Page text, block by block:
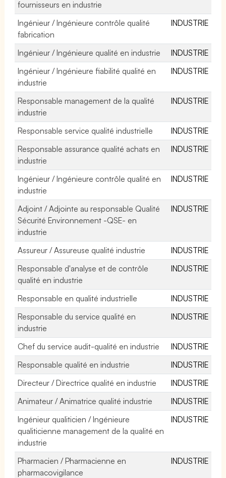
fournisseurs en industrie
Ingénieur / Ingénieure contrôle qualité
fabrication
INDUSTRIE
Ingénieur / Ingénieure qualité en industrie
INDUSTRIE
Ingénieur / Ingénieure fiabilité qualité en
industrie
INDUSTRIE
Responsable management de la qualité
industrie
INDUSTRIE
Responsable service qualité industrielle
INDUSTRIE
Responsable assurance qualité achats en
industrie
INDUSTRIE
Ingénieur / Ingénieure contrôle qualité en
industrie
INDUSTRIE
Adjoint / Adjointe au responsable Qualité
Sécurité Environnement -QSE- en
industrie
INDUSTRIE
Assureur / Assureuse qualité industrie
INDUSTRIE
Responsable d'analyse et de contrôle
qualité en industrie
INDUSTRIE
Responsable en qualité industrielle
INDUSTRIE
Responsable du service qualité en
industrie
INDUSTRIE
Chef du service audit-qualité en industrie
INDUSTRIE
Responsable qualité en industrie
INDUSTRIE
Directeur / Directrice qualité en industrie
INDUSTRIE
Animateur / Animatrice qualité industrie
INDUSTRIE
Ingénieur qualiticien / Ingénieure
qualiticienne management de la qualité en
industrie
INDUSTRIE
Pharmacien / Pharmacienne en
pharmacovigilance
INDUSTRIE